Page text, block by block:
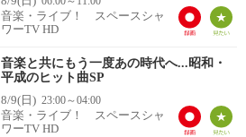
音楽・ライブ！ スペースシャ
ワーTV HD
音楽と共にもう一度あの時代へ...昭和・
平成のヒット曲SP
8/9(日) 23:00～04:00
音楽・ライブ！ スペースシャ
ワーTV HD